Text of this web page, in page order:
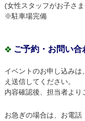
(女性スタッフがお子さ
※駐車場完備
❖ ご予約・お問い合
イベントのお申し込みは
え送信してください。
内容確認後、担当者より
お急ぎの場合は、お電話